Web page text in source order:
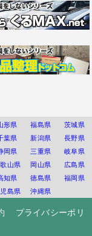
形県 福島県
茨城県
葉県 新潟県
長野県
岡県 三重県
岐阜県
山県 岡山県
広島県
知県 徳島県
福岡県
島県 沖縄県
プライバシーポリ